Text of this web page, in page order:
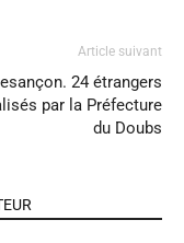
Article suivant
24 étrangers
par la Préfecture
du Doubs